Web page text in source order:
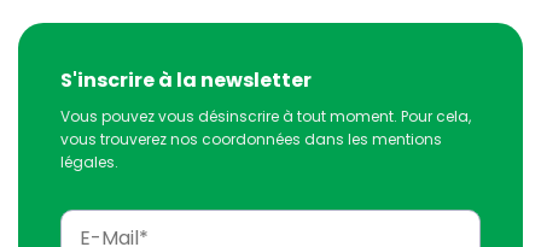
S'inscrire à la newsletter
Vous pouvez vous désinscrire à tout moment. Pour cela,
vous trouverez nos coordonnées dans les mentions
légales.